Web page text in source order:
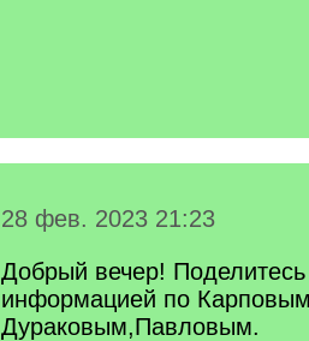
28 фев. 2023 21:23
Добрый вечер!
информацией по
Дураковым,Павловым.